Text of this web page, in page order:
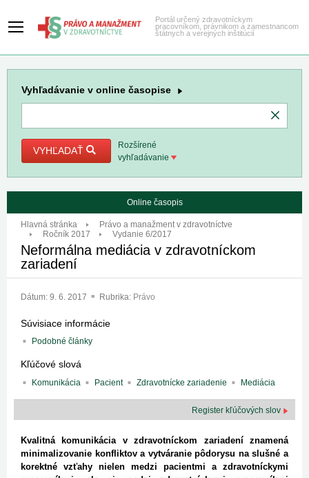
Portál určený zdravotníckym
pracovníkom, právnikom a zamestnancom
štátnych a verejných inštitúcií
Vyhľadávanie v online časopise
VYHĽADAŤ
Rozšírené
vyhľadávanie
Online časopis
Hlavná stránka
Právo a manažment v zdravotníctve
Ročník 2017
Vydanie 6/2017
Neformálna mediácia v zdravotníckom
zariadení
Dátum: 9. 6. 2017 Rubrika: Právo
Súvisiace informácie
Podobné články
Kľúčové slová
Komunikácia Pacient Zdravotnícke zariadenie Mediácia
Register kľúčových slov
Kvalitná komunikácia v zdravotníckom zariadení znamená
minimalizovanie konfliktov a vytváranie pôdorysu na slušné a
korektné vzťahy nielen medzi pacientmi a zdravotníckymi